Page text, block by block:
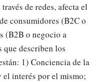
de redes, afecta el
consumidores (B2C o
(B2B o negocio a
que describen los
1) Conciencia de la
interés por el mismo;